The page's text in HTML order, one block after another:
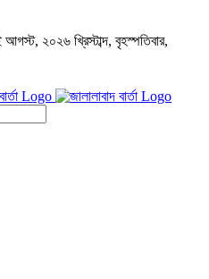
২০২৬ খ্রিস্টাব্দ, বৃহস্পতিবার,